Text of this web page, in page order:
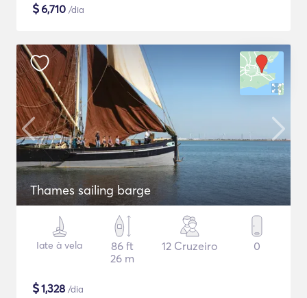
$6,710 /dia
Thames sailing barge
Iate à vela
86 ft
26 m
12 Cruzeiro 0
$1,328 /dia